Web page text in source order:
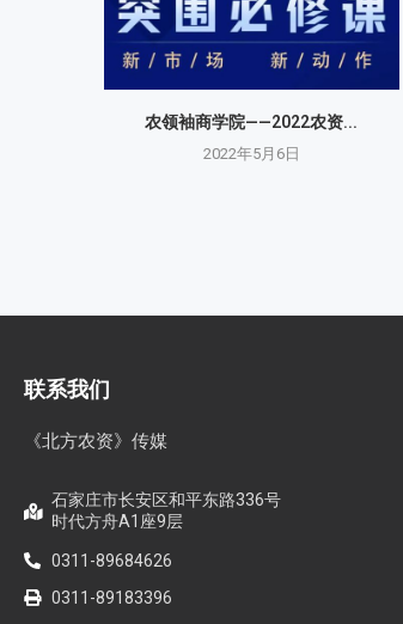
农领袖商学院——2022农资...
2022年5月6日
联系我们
《北方农资》传媒
石家庄市长安区和平东路336号
时代方舟A1座9层
0311-89684626
0311-89183396